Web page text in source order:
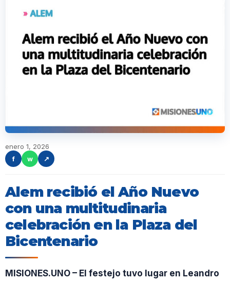
enero 1, 2026
f
w ↗
Alem recibió el Año Nuevo
con una multitudinaria
celebración en la Plaza del
Bicentenario
MISIONES.UNO – El festejo tuvo lugar en Leandro